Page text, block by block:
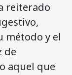
reiterado
método y el
de
aquel que